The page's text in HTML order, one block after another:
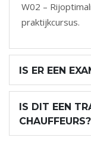
W02 –
praktijkcursus.
IS ER EEN
IS DIT EEN
CHAUFFEURS?